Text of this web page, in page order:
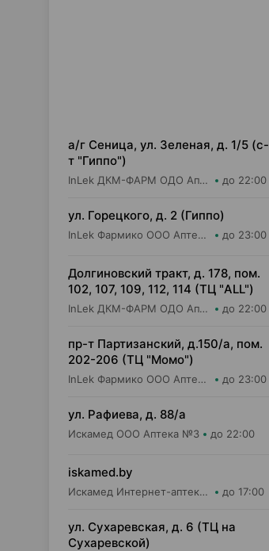
а/г Сеница, ул. Зеленая, д. 1/5 (с-
т "Гиппо")
InLek ДКМ-ФАРМ ОДО Аптека №36 до 22:00
ул. Горецкого, д. 2 (Гиппо)
InLek Фармико ООО Аптека №22 до 23:00
Долгиновский тракт, д. 178, пом.
102, 107, 109, 112, 114 (ТЦ "ALL")
InLek ДКМ-ФАРМ ОДО Аптека №34 до 22:00
пр-т Партизанский, д.150/а, пом.
202-206 (ТЦ "Момо")
InLek Фармико ООО Аптека №26 до 23:00
ул. Рафиева, д. 88/а
Искамед ООО Аптека №3 до 22:00
iskamed.by
Искамед Интернет-аптека Iskamed.by до 17:00
ул. Сухаревская, д. 6 (ТЦ на
Сухаревской)